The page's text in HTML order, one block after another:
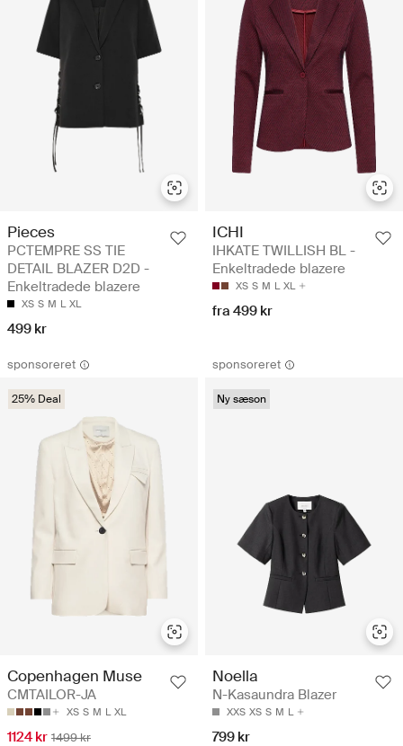
Pieces
PCTEMPRE SS TIE
DETAIL BLAZER D2D -
Enkeltradede blazere
XS S M L XL
499 kr
ICHI
IHKATE TWILLISH BL -
Enkeltradede blazere
XS S M L XL
fra 499 kr
sponsoreret
25% Deal
Copenhagen Muse
CMTAILOR-JA
XS S M L XL
1124 kr 1499 kr
sponsoreret
Ny sæson
Noella
N-Kasaundra Blazer
XXS XS S M L
799 kr